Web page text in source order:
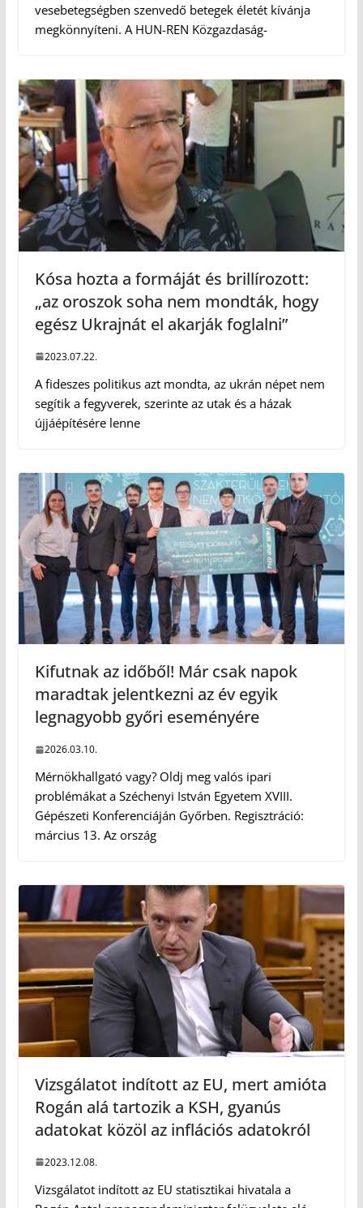
vesebetegségben szenvedő betegek életét kívánja
megkönnyíteni. A HUN-REN Közgazdaság-
Kósa hozta a formáját és brillírozott:
„az oroszok soha nem mondták, hogy
egész Ukrajnát el akarják foglalni”
2023.07.22.
A fideszes politikus azt mondta, az ukrán népet nem
segítik a fegyverek, szerinte az utak és a házak
újjáépítésére lenne
Kifutnak az időből! Már csak napok
maradtak jelentkezni az év egyik
legnagyobb győri eseményére
2026.03.10.
Mérnökhallgató vagy? Oldj meg valós ipari
problémákat a Széchenyi István Egyetem XVIII.
Gépészeti Konferenciáján Győrben. Regisztráció:
március 13. Az ország
Vizsgálatot indított az EU, mert amióta
Rogán alá tartozik a KSH, gyanús
adatokat közöl az inflációs adatokról
2023.12.08.
Vizsgálatot indított az EU statisztikai hivatala a